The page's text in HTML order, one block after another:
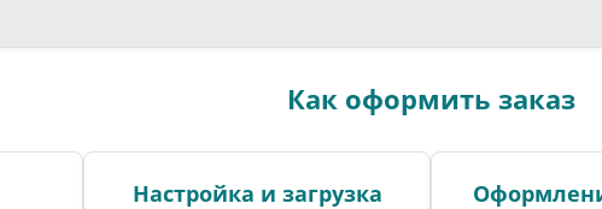
Как оформить заказ
Настройка и загрузка